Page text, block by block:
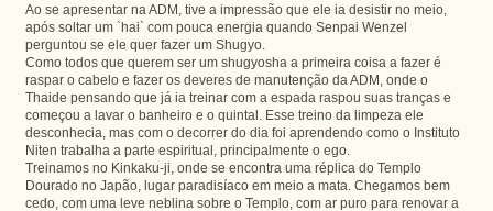
Ao se apresentar na ADM, tive a impressão que ele ia desistir no meio,
após soltar um `hai` com pouca energia quando Senpai Wenzel
perguntou se ele quer fazer um Shugyo.
Como todos que querem ser um shugyosha a primeira coisa a fazer é
raspar o cabelo e fazer os deveres de manutenção da ADM, onde o
Thaide pensando que já ia treinar com a espada raspou suas tranças e
começou a lavar o banheiro e o quintal. Esse treino da limpeza ele
desconhecia, mas com o decorrer do dia foi aprendendo como o Instituto
Niten trabalha a parte espiritual, principalmente o ego.
Treinamos no Kinkaku-ji, onde se encontra uma réplica do Templo
Dourado no Japão, lugar paradisíaco em meio a mata. Chegamos bem
cedo, com uma leve neblina sobre o Templo, com ar puro para renovar a